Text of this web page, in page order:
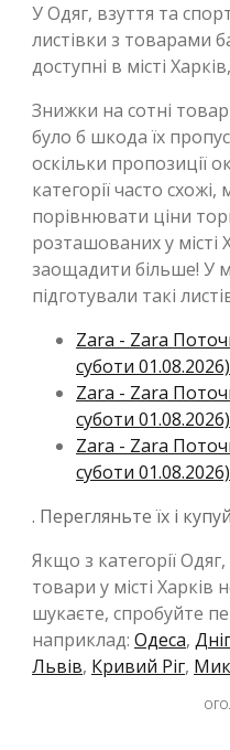
У Одяг, взуття та
листівки з товарами
доступні в місті
Знижки на сотні
було б шкода їх
оскільки пропозиції
категорії часто
порівнювати ціни
розташованих у
заощадити більше! У
підготували такі
Zara - Zara
суботи 01.08.2026)
Zara - Zara
суботи 01.08.2026)
Zara - Zara
суботи 01.08.2026)
. Перегляньте їх і
Якщо з категорії
товари у місті
шукаєте, спробуйте
наприклад: Одеса,
Львів, Кривий Ріг,